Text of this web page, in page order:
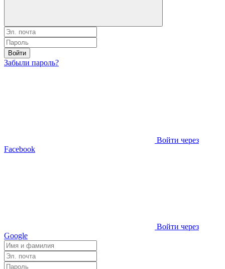
Войти
Забыли пароль?
Войти через
Facebook
Войти через
Google